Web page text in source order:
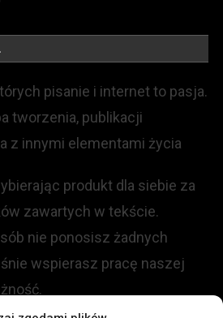
pisanie i internet to pasja.
tworzenia, publikacji
z innymi elementami życia
produkt dla siebie za
zawartych w tekście.
nie ponosisz żadnych
wspierasz pracę naszej